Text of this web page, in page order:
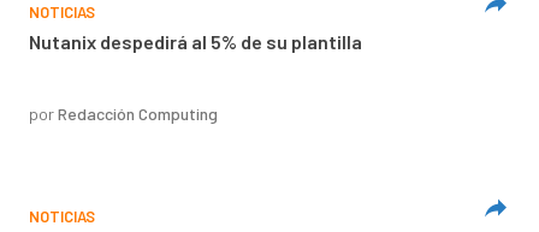
NOTICIAS
Nutanix despedirá al 5% de su plantilla
porRedacción Computing
NOTICIAS